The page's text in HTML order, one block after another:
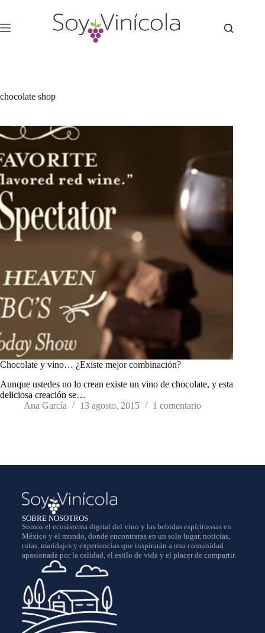
chocolate shop
Chocolate y vino… ¿Existe mejor combinación?
Aunque ustedes no lo crean existe un vino de chocolate, y esta
deliciosa creación se…
Ana García
13 agosto, 2015 1 comentario
SOBRE NOSOTROS
Somos el ecosistema digital del vino y las bebidas espirituosas en
México y el mundo, donde encontraras en un solo lugar, noticias,
rutas, maridajes y experiencias que inspirarán a una comunidad
apasionada por la calidad, el estilo de vida y el placer de compartir.